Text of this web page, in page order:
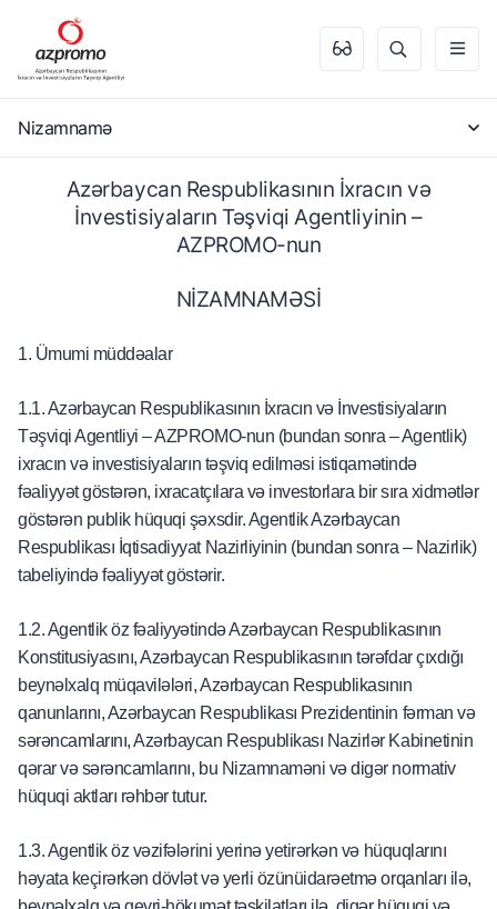
Nizamnamə
Azərbaycan Respublikasının İxracın və
İnvestisiyaların Təşviqi Agentliyinin –
AZPROMO-nun
NİZAMNAMƏSİ
1. Ümumi müddəalar
1.1. Azərbaycan Respublikasının İxracın və İnvestisiyaların
Təşviqi Agentliyi – AZPROMO-nun (bundan sonra – Agentlik)
ixracın və investisiyaların təşviq edilməsi istiqamətində
fəaliyyət göstərən, ixracatçılara və investorlara bir sıra xidmətlər
göstərən publik hüquqi şəxsdir. Agentlik Azərbaycan
Respublikası İqtisadiyyat Nazirliyinin (bundan sonra – Nazirlik)
tabeliyində fəaliyyət göstərir.
1.2. Agentlik öz fəaliyyətində Azərbaycan Respublikasının
Konstitusiyasını, Azərbaycan Respublikasının tərəfdar çıxdığı
beynəlxalq müqavilələri, Azərbaycan Respublikasının
qanunlarını, Azərbaycan Respublikası Prezidentinin fərman və
sərəncamlarını, Azərbaycan Respublikası Nazirlər Kabinetinin
qərar və sərəncamlarını, bu Nizamnaməni və digər normativ
hüquqi aktları rəhbər tutur.
1.3. Agentlik öz vəzifələrini yerinə yetirərkən və hüquqlarını
həyata keçirərkən dövlət və yerli özünüidarəetmə orqanları ilə,